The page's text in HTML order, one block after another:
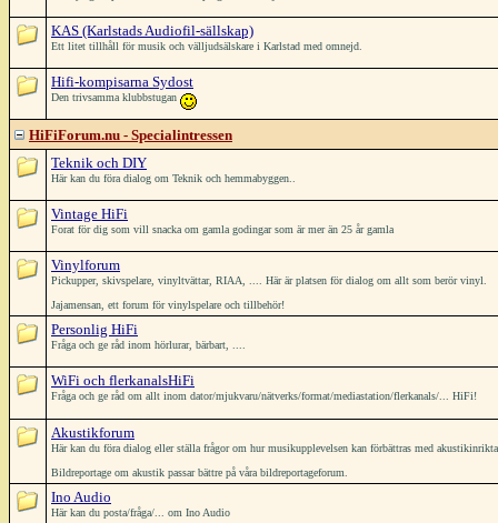
KAS (Karlstads Audiofil-sällskap)
Ett litet tillhåll för musik och välljudsälskare i Karlstad med omnejd.
Hifi-kompisarna Sydost
Den trivsamma klubbstugan
HiFiForum.nu - Specialintressen
Teknik och DIY
Här kan du föra dialog om Teknik och hemmabyggen..
Vintage HiFi
Forat för dig som vill snacka om gamla godingar som är mer än 25 år gamla
Vinylforum
Pickupper, skivspelare, vinyltvättar, RIAA, .... Här är platsen för dialog om allt som berör vinyl.
Jajamensan, ett forum för vinylspelare och tillbehör!
Personlig HiFi
Fråga och ge råd inom hörlurar, bärbart, ....
WiFi och flerkanalsHiFi
Fråga och ge råd om allt inom dator/mjukvaru/nätverks/format/mediastation/flerkanals/... HiFi!
Akustikforum
Här kan du föra dialog eller ställa frågor om hur musikupplevelsen kan förbättras med
Bildreportage om akustik passar bättre på våra bildreportageforum.
Ino Audio
Här kan du posta/fråga/... om Ino Audio